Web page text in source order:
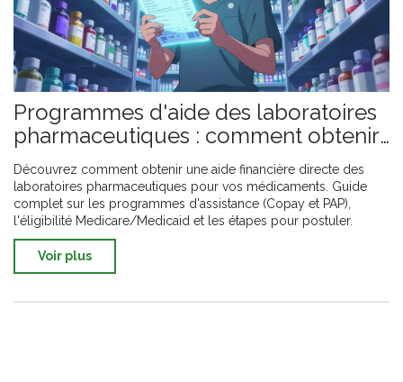
Programmes d'aide des laboratoires
pharmaceutiques : comment obtenir
une aide directe
Découvrez comment obtenir une aide financière directe des
laboratoires pharmaceutiques pour vos médicaments. Guide
complet sur les programmes d'assistance (Copay et PAP),
l'éligibilité Medicare/Medicaid et les étapes pour postuler.
Voir plus